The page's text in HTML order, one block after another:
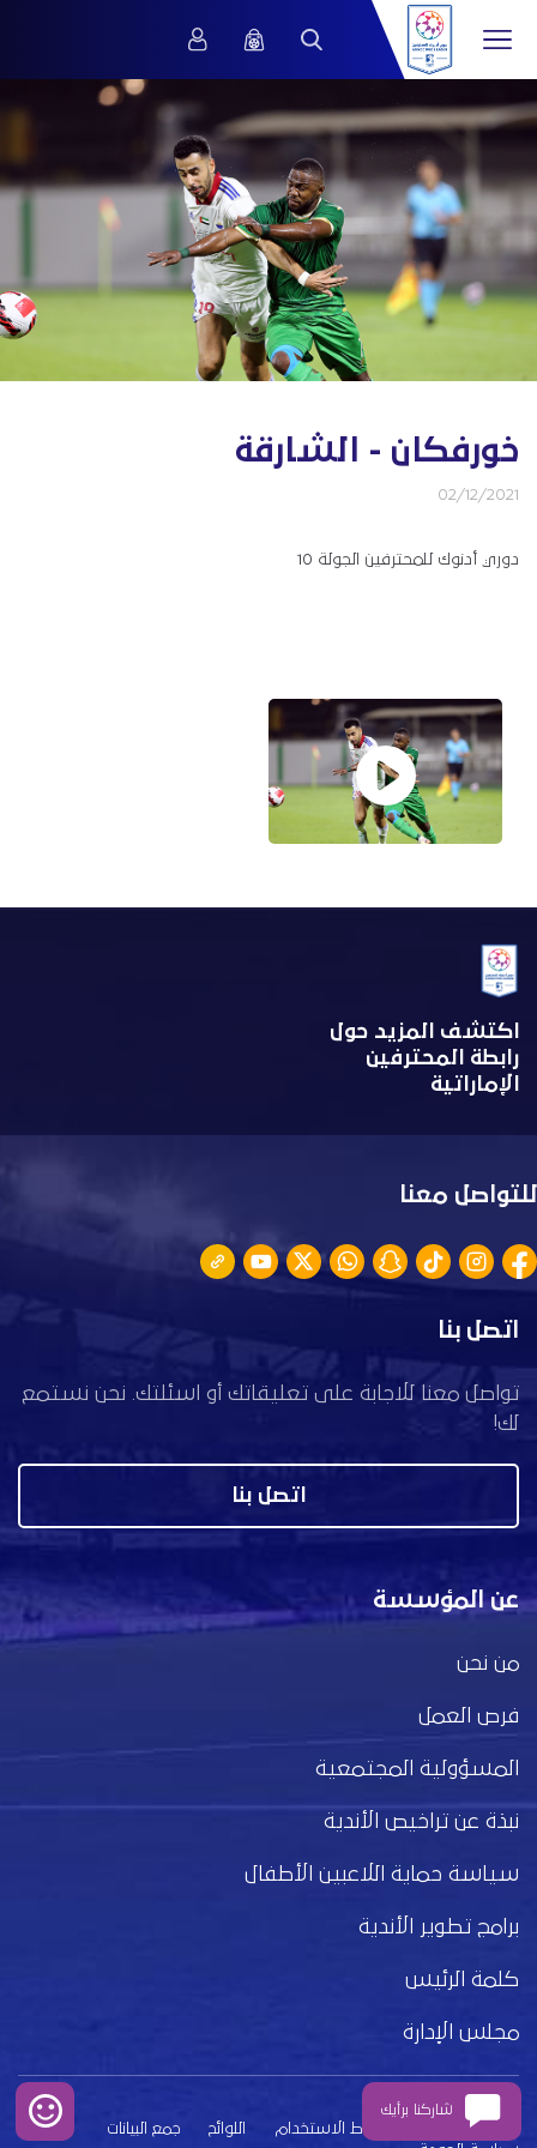
خورفكان - الشارقة
02/12/2021
دوري أدنوك للمحترفين الجولة 10
اكتشف المزيد حول
رابطة المحترفين
الإماراتية
للتواصل معنا
اتصل بنا
تواصل معنا للاجابة على تعليقاتك أو اسئلتك. نحن نستمع
لك!
اتصل بنا
عن المؤسسة
من نحن
فرص العمل
المسؤولية المجتمعية
نبذة عن تراخيص الأندية
سياسة حماية اللاعبين الأطفال
برامج تطوير الأندية
كلمة الرئيس
مجلس الإدارة
بيان الخصوصية شروط الاستخدام اللوائح
جمع البيانات
شاركنا برأيك